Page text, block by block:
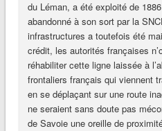
du Léman, a été exploité de
abandonné à son sort par la
infrastructures a toutefois été
crédit, les autorités françaises
réhabiliter cette ligne laissée à
frontaliers français qui viennent
en se déplaçant sur une route
ne seraient sans doute pas
de Savoie une oreille de